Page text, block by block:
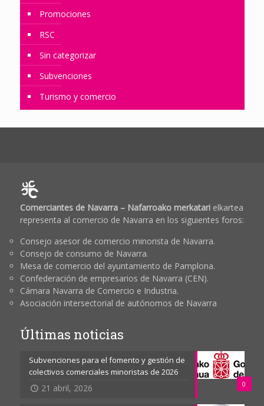
Promociones
RSC
Sin categorizar
Subvenciones
Turismo y comercio
Comerciantes de Navarra – Nafarroako merkatarielkartea
representa al comercio de Navarra en los siguientes foros:
Consejo asesor de comercio minorista de Navarra.
Consejo de consumo de Navarra.
Mesa de comercio del ayuntamiento de Pamplona.
Confederación de empresarios de Navarra (CEN).
Cámara Navarra de Comercio e Industria.
Asociación intersectorial de autónomos de Navarra
Últimas noticias
0
Subvenciones para el fomento y gestión de
colectivos comerciales minoristas de 2026
21 abril, 2026